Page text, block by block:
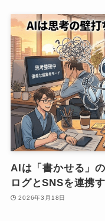
AIは「書かせる」
ログとSNSを連携
2026年3月18日